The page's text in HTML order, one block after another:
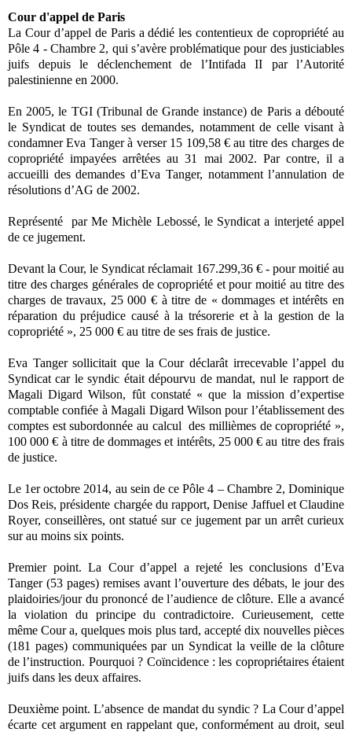
Cour d'appel de Paris
La Cour d’appel de Paris a dédié les contentieux de copropriété au
Pôle 4 - Chambre 2, qui s’avère problématique pour des justiciables
juifs depuis le déclenchement de l’Intifada II par l’Autorité
palestinienne en 2000.
En 2005, le TGI (Tribunal de Grande instance) de Paris a débouté
le Syndicat de toutes ses demandes, notamment de celle visant à
condamner Eva Tanger à verser 15 109,58 € au titre des charges de
copropriété impayées arrêtées au 31 mai 2002. Par contre, il a
accueilli des demandes d’Eva Tanger, notamment l’annulation de
résolutions d’AG de 2002.
Représenté par Me Michèle Lebossé, le Syndicat a interjeté appel
de ce jugement.
Devant la Cour, le Syndicat réclamait 167.299,36 € - pour moitié au
titre des charges générales de copropriété et pour moitié au titre des
charges de travaux, 25 000 € à titre de « dommages et intérêts en
réparation du préjudice causé à la trésorerie et à la gestion de la
copropriété », 25 000 € au titre de ses frais de justice.
Eva Tanger sollicitait que la Cour déclarât irrecevable l’appel du
Syndicat car le syndic était dépourvu de mandat, nul le rapport de
Magali Digard Wilson, fût constaté « que la mission d’expertise
comptable confiée à Magali Digard Wilson pour l’établissement des
comptes est subordonnée au calcul des millièmes de copropriété »,
100 000 € à titre de dommages et intérêts, 25 000 € au titre des frais
de justice.
Le 1er octobre 2014, au sein de ce Pôle 4 – Chambre 2, Dominique
Dos Reis, présidente chargée du rapport, Denise Jaffuel et Claudine
Royer, conseillères, ont statué sur ce jugement par un arrêt curieux
sur au moins six points.
Premier point. La Cour d’appel a rejeté les conclusions d’Eva
Tanger (53 pages) remises avant l’ouverture des débats, le jour des
plaidoiries/jour du prononcé de l’audience de clôture. Elle a avancé
la violation du principe du contradictoire. Curieusement, cette
même Cour a, quelques mois plus tard, accepté dix nouvelles pièces
(181 pages) communiquées par un Syndicat la veille de la clôture
de l’instruction. Pourquoi ? Coïncidence : les copropriétaires étaient
juifs dans les deux affaires.
Deuxième point. L’absence de mandat du syndic ? La Cour d’appel
écarte cet argument en rappelant que, conformément au droit, seul